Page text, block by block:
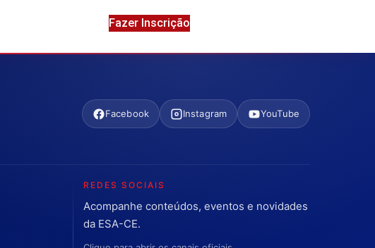
Fazer Inscrição
Facebook Instagram YouTube
REDES SOCIAIS
Acompanhe conteúdos, eventos e novidades
da ESA-CE.